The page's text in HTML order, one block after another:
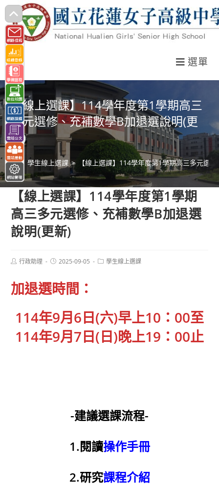
跳
轉
至
主
要
內
容
選單
【線上選課】114學年度第1學期高三
多元選修、充補數學B加退選說明(更
新)
> 學生線上選課 > 【線上選課】114學年度第1學期高三多元選
【線上選課】114學年度第1學期
高三多元選修、充補數學B加退選
說明(更新)
Post行政助理
Post2025-09-05
Post學生線上選課
加退選時間：
114年9月6日(六)早上10：00至
114年9月7日(日)晚上19 ：00止
-建議選課流程-
1.閱讀操作手冊
2.研究課程介紹